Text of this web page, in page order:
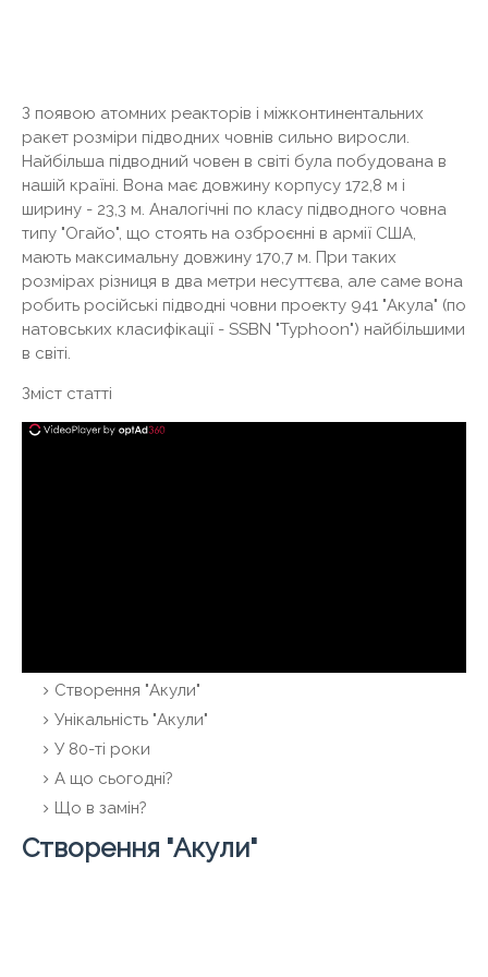
З появою атомних реакторів і міжконтинентальних
ракет розміри підводних човнів сильно виросли.
Найбільша підводний човен в світі була побудована в
нашій країні. Вона має довжину корпусу 172,8 м і
ширину - 23,3 м. Аналогічні по класу підводного човна
типу "Огайо", що стоять на озброєнні в армії США,
мають максимальну довжину 170,7 м. При таких
розмірах різниця в два метри несуттєва, але саме вона
робить російські підводні човни проекту 941 "Акула" (по
натовських класифікації - SSBN "Typhoon") найбільшими
в світі.
Зміст статті
Створення "Акули"
Унікальність "Акули"
У 80-ті роки
А що сьогодні?
Що в замін?
Створення "Акули"